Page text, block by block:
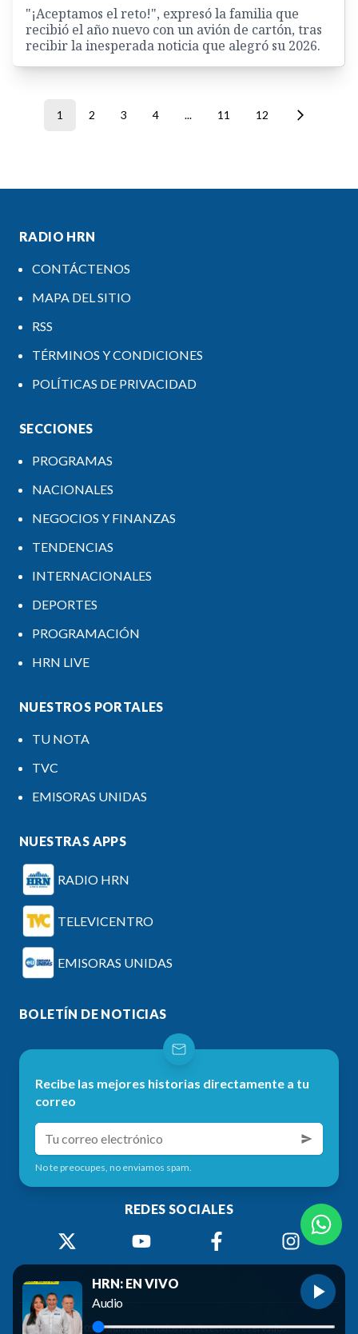
"¡Aceptamos el reto!", expresó la familia que
recibió el año nuevo con un avión de cartón, tras
recibir la inesperada noticia que alegró su 2026.
1 2 3 4 ... 11 12
RADIO HRN
CONTÁCTENOS
MAPA DEL SITIO
RSS
TÉRMINOS Y CONDICIONES
POLÍTICAS DE PRIVACIDAD
SECCIONES
PROGRAMAS
NACIONALES
NEGOCIOS Y FINANZAS
TENDENCIAS
INTERNACIONALES
DEPORTES
PROGRAMACIÓN
HRN LIVE
NUESTROS PORTALES
TU NOTA
TVC
EMISORAS UNIDAS
NUESTRAS APPS
RADIO HRN
TELEVICENTRO
EMISORAS UNIDAS
BOLETÍN DE NOTICIAS
Recibe las mejores historias directamente a tu
correo
No te preocupes, no enviamos spam.
REDES SOCIALES
2026 Radio HRN. Todos los derechos reservados.
HRN: EN VIVO
Audio